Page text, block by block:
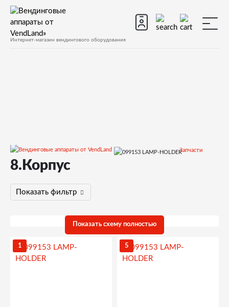
Интернет-магазин вендингового оборудования
Запчасти
Snakky, Snakky Max
Запчасти и деталировки для Necta Snakky, Snakky Max
8.Корпус
Показать фильтр
Показать схему полностью
1 5